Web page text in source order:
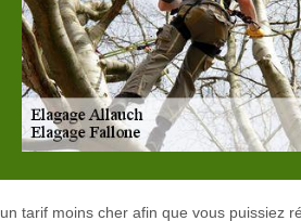
un tarif moins cher afin que vous puissiez